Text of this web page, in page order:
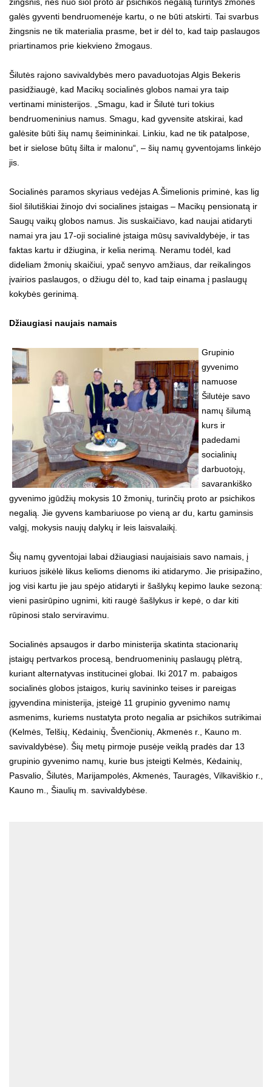
galės gyventi bendruomenėje kartu, o ne būti atskirti. Tai svarbus
žingsnis ne tik materialia prasme, bet ir dėl to, kad taip paslaugos
priartinamos prie kiekvieno žmogaus.
Šilutės rajono savivaldybės mero pavaduotojas Algis Bekeris
pasidžiaugė, kad Macikų socialinės globos namai yra taip
vertinami ministerijos. „Smagu, kad ir Šilutė turi tokius
bendruomeninius namus. Smagu, kad gyvensite atskirai, kad
galėsite būti šių namų šeimininkai. Linkiu, kad ne tik patalpose,
bet ir sielose būtų šilta ir malonu“, – šių namų gyventojams linkėjo
jis.
Socialinės paramos skyriaus vedėjas A.Šimelionis priminė, kas lig
šiol šilutiškiai žinojo dvi socialines įstaigas – Macikų pensionatą ir
Saugų vaikų globos namus. Jis suskaičiavo, kad naujai atidaryti
namai yra jau 17-oji socialinė įstaiga mūsų savivaldybėje, ir tas
faktas kartu ir džiugina, ir kelia nerimą. Neramu todėl, kad
dideliam žmonių skaičiui, ypač senyvo amžiaus, dar reikalingos
įvairios paslaugos, o džiugu dėl to, kad taip einama į paslaugų
kokybės gerinimą.
Džiaugiasi naujais namais
Grupinio
gyvenimo
namuose
Šilutėje savo
namų šilumą
kurs ir
padedami
socialinių
darbuotojų,
savarankiško
gyvenimo įgūdžių mokysis 10 žmonių, turinčių proto ar psichikos
negalią. Jie gyvens kambariuose po vieną ar du, kartu gaminsis
valgį, mokysis naujų dalykų ir leis laisvalaikį.
Šių namų gyventojai labai džiaugiasi naujaisiais savo namais, į
kuriuos įsikėlė likus kelioms dienoms iki atidarymo. Jie prisipažino,
jog visi kartu jie jau spėjo atidaryti ir šašlykų kepimo lauke sezoną:
vieni pasirūpino ugnimi, kiti raugė šašlykus ir kepė, o dar kiti
rūpinosi stalo serviravimu.
Socialinės apsaugos ir darbo ministerija skatinta stacionarių
įstaigų pertvarkos procesą, bendruomeninių paslaugų plėtrą,
kuriant alternatyvas institucinei globai. Iki 2017 m. pabaigos
socialinės globos įstaigos, kurių savininko teises ir pareigas
įgyvendina ministerija, įsteigė 11 grupinio gyvenimo namų
asmenims, kuriems nustatyta proto negalia ar psichikos sutrikimai
(Kelmės, Telšių, Kėdainių, Švenčionių, Akmenės r., Kauno m.
savivaldybėse). Šių metų pirmoje pusėje veiklą pradės dar 13
grupinio gyvenimo namų, kurie bus įsteigti Kelmės, Kėdainių,
Pasvalio, Šilutės, Marijampolės, Akmenės, Tauragės, Vilkaviškio r.,
Kauno m., Šiaulių m. savivaldybėse.